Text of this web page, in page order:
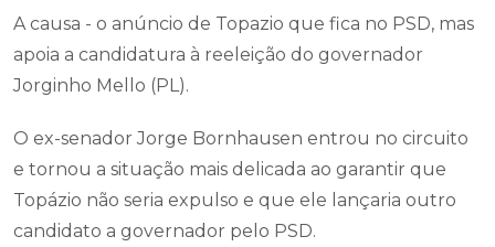
A causa - o anúncio de Topazio que fica no PSD, mas
apoia a candidatura à reeleição do governador
Jorginho Mello (PL).
O ex-senador Jorge Bornhausen entrou no circuito
e tornou a situação mais delicada ao garantir que
Topázio não seria expulso e que ele lançaria outro
candidato a governador pelo PSD.